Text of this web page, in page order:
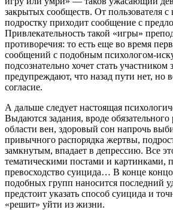
закрытых сообществ. От
подростку приходит сообщение с
Привлекательность такой «игры»
противоречия: то есть еще во время
сообщений с подобным психологом-
подсознательно хочет стать
предупреждают, что назад пути нет, но
согласие.
А дальше следует настоящая
Выдаются задания, вроде обязательного
области вен, здоровый сон напрочь
привычного распорядка жертвы,
замкнутым, впадает в депрессию. Все
тематическими постами и картинками,
превосходство суицида… В конце
подобных групп наносится последний
предстоит указать способ суицида и
«решит» уйти из жизни.